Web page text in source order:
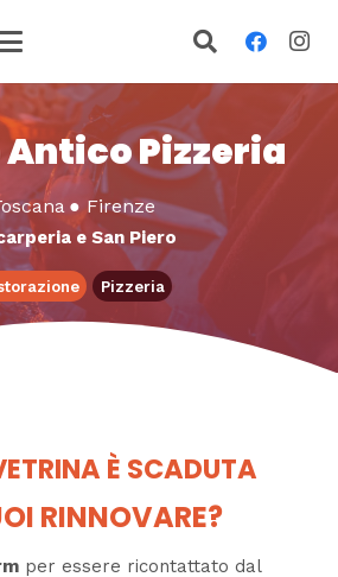
Antico Pizzeria
● Firenze
e San Piero
Pizzeria
È SCADUTA
RINNOVARE?
per essere ricontattato dal